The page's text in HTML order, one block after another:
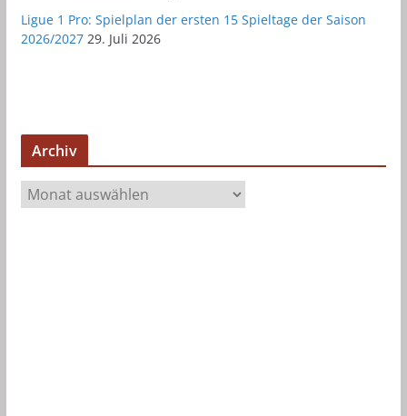
Ligue 1 Pro: Spielplan der ersten 15 Spieltage der Saison
2026/2027 29. Juli 2026
Archiv
r